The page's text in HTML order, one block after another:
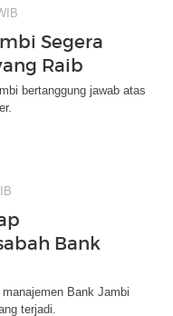
Segera
Raib
bertanggung jawab atas
Bank
Bank Jambi
terjadi.